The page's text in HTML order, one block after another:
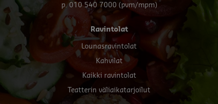
p. 010 540 7000 (pvm/mpm)
Footer
menu
Ravintolat
Lounasravintolat
Kahvilat
Kaikki ravintolat
Teatterin väliaikatarjoilut